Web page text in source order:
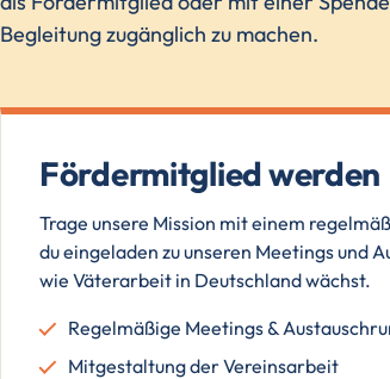
Begleitung zugänglich zu machen.
Fördermitglied werden
Trage unsere Mission mit einem
du eingeladen zu unseren Meetings und
wie Väterarbeit in Deutschland wächst.
Regelmäßige Meetings &
Mitgestaltung der Vereinsarbeit